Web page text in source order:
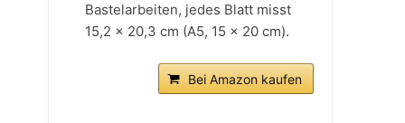
Bastelarbeiten, jedes Blatt misst
15,2 x 20,3 cm (A5, 15 x 20 cm).
Bei Amazon kaufen